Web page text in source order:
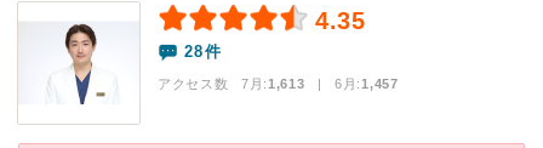
4.35
28件
アクセス数 7月:1,613 | 6月:1,457